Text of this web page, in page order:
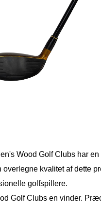
Wood Golf Clubs har
kvalitet af dette
golfspillere.
Golf Clubs en vinder.